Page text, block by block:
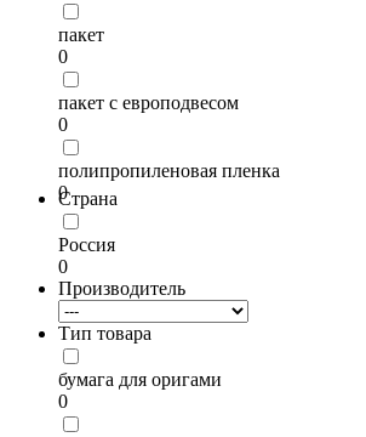
пакет
0
пакет с европодвесом
0
полипропиленовая пленка
0
Страна
Россия
0
Производитель
Тип товара
бумага для оригами
0